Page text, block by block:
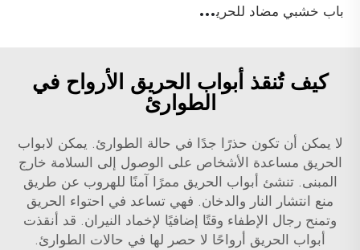
ب
اب خشبي مضاد للحريق لمدة 90 دقيقة غير متساوي مع شهادة UL لمبنى فندق
كيف تُنقذ أبواب الحريق الأرواح في
الطوارئ
لا يمكن أن تكون حذرًا جدًا في حالة الطوارئ. يمكن لابواب
الحريق مساعدة الأشخاص على الوصول إلى السلامة خارج
المبنى. تنشئ أبواب الحريق ممرًا آمنًا للهروب عن طريق
منع انتشار النار والدخان. فهي تساعد في احتواء الحريق
وتمنح رجال الإطفاء وقتًا إضافيًا لإخماد النيران. قد أنقذت
أبواب الحريق أرواحًا لا حصر لها في حالات الطوارئ.